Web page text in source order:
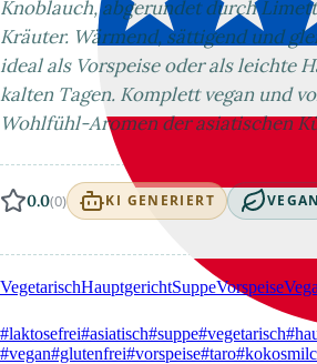
Knoblauch, abgerundet durch
Kräuter. Wärmend, sättigend und
ideal als Vorspeise oder als leichte
kalten Tagen. Komplett vegan und
Wohlfühl-Aromen der asiatischen
0.0(0) KI GENERIERT VEGAN
VegetarischHauptgerichtSuppeVorspeise
#laktosefrei#asiatisch#suppe#vegetarisch
#vegan#glutenfrei#vorspeise#taro